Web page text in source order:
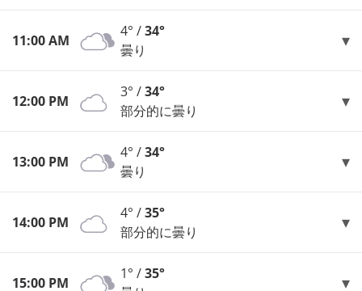
11:00 AM
4° /34°
曇り
12:00 PM
3° /34°
部分的に曇り
13:00 PM
4° /34°
曇り
14:00 PM
4° /35°
部分的に曇り
15:00 PM
1° /35°